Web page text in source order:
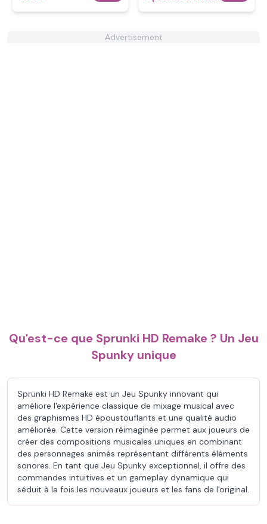
Advertisement
Qu'est-ce que Sprunki HD Remake ? Un Jeu
Spunky unique
Sprunki HD Remake est un Jeu Spunky innovant qui
améliore l'expérience classique de mixage musical avec
des graphismes HD époustouflants et une qualité audio
améliorée. Cette version réimaginée permet aux joueurs de
créer des compositions musicales uniques en combinant
des personnages animés représentant différents éléments
sonores. En tant que Jeu Spunky exceptionnel, il offre des
commandes intuitives et un gameplay dynamique qui
séduit à la fois les nouveaux joueurs et les fans de l'original.